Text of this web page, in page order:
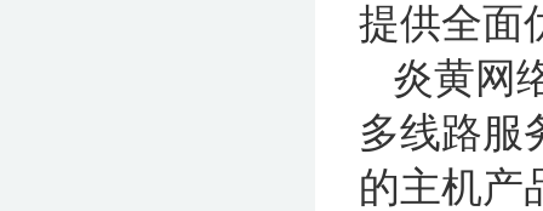
提供全面
炎黄网
多线路服
的主机产